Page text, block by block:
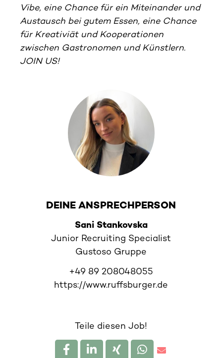
Vibe, eine Chance für ein Miteinander und
Austausch bei gutem Essen, eine Chance
für Kreativiät und Kooperationen
zwischen Gastronomen und Künstlern.
JOIN US!
DEINE ANSPRECHPERSON
Sani Stankovska
Junior Recruiting Specialist
Gustoso Gruppe
+49 89 208048055
https://www.ruffsburger.de
Teile diesen Job!